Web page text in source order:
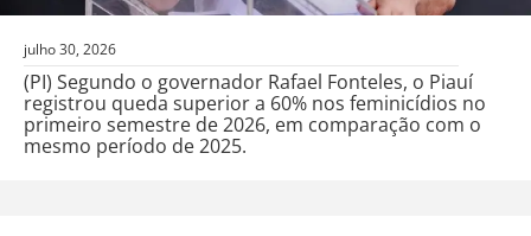
julho 30, 2026
(PI) Segundo o governador Rafael Fonteles, o Piauí
registrou queda superior a 60% nos feminicídios no
primeiro semestre de 2026, em comparação com o
mesmo período de 2025.